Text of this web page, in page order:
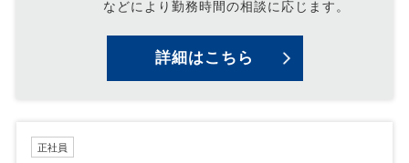
などにより勤務時間の相談に応じます。
詳細はこちら
正社員